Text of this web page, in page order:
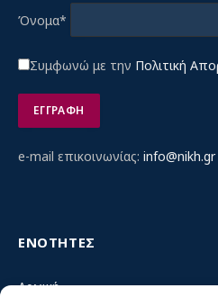
Όνομα*
Συμφωνώ με την Πολιτική
e-mail επικοινωνίας: info@nikh.gr
ΕΝΟΤΗΤΕΣ
Αρχική